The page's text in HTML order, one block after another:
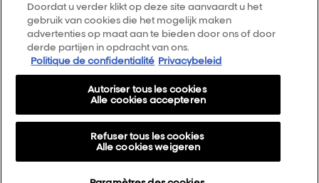
Kies je land
Smartbond
Sitemap
Algemene voorwaarden
Privacybeleid
Cookie Settings
Doordat u verder klikt op deze site aanvaardt u het
gebruik van cookies die het mogelijk maken
advertenties op maat aan te bieden door ons of door
derde partijen in opdracht van ons.
Politique de confidentialité Privacybeleid
Refuser tous les cookies
Alle cookies weigeren
Autoriser tous les cookies
Alle cookies accepteren